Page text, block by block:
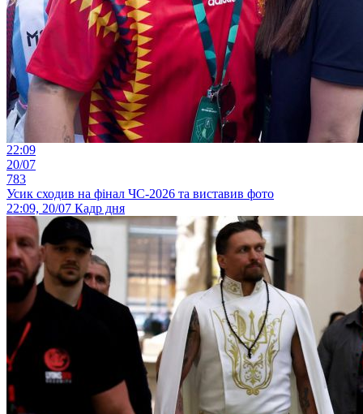
22:09
20/07
783
Усик сходив на фінал ЧС-2026 та виставив фото
22:09, 20/07 Кадр дня